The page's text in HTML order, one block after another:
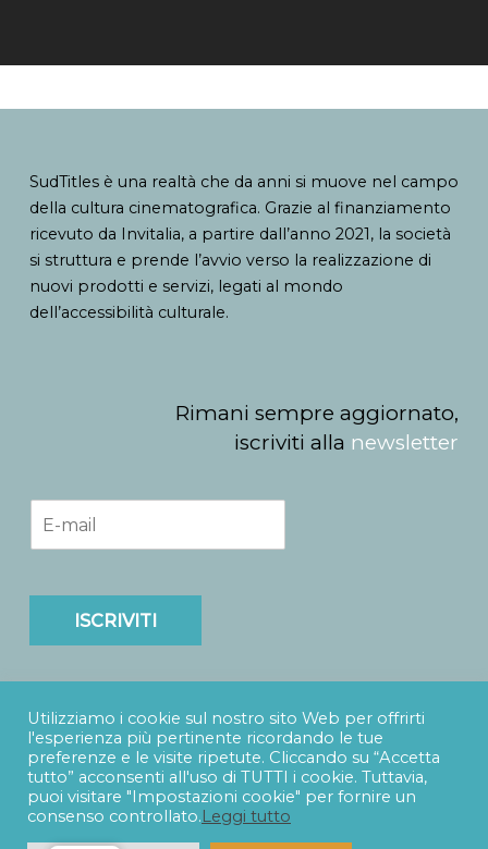
SudTitles è una realtà che da anni si muove nel campo
della cultura cinematografica. Grazie al finanziamento
ricevuto da Invitalia, a partire dall’anno 2021, la società
si struttura e prende l’avvio verso la realizzazione di
nuovi prodotti e servizi, legati al mondo
dell’accessibilità culturale.
Rimani sempre aggiornato,
iscriviti alla newsletter
m
a
l
ISCRIVITI
SUDTITLES s.r.l.- Via Catania, 73 - 90141 - Palermo -
mail info@sudtitles.com- Partita IVA 06938530828 -
Utilizziamo i cookie sul nostro sito Web per offrirti
l'esperienza più pertinente ricordando le tue
preferenze e le visite ripetute. Cliccando su “Accetta
tutto” acconsenti all'uso di TUTTI i cookie. Tuttavia,
puoi visitare "Impostazioni cookie" per fornire un
consenso controllato.Leggi tutto